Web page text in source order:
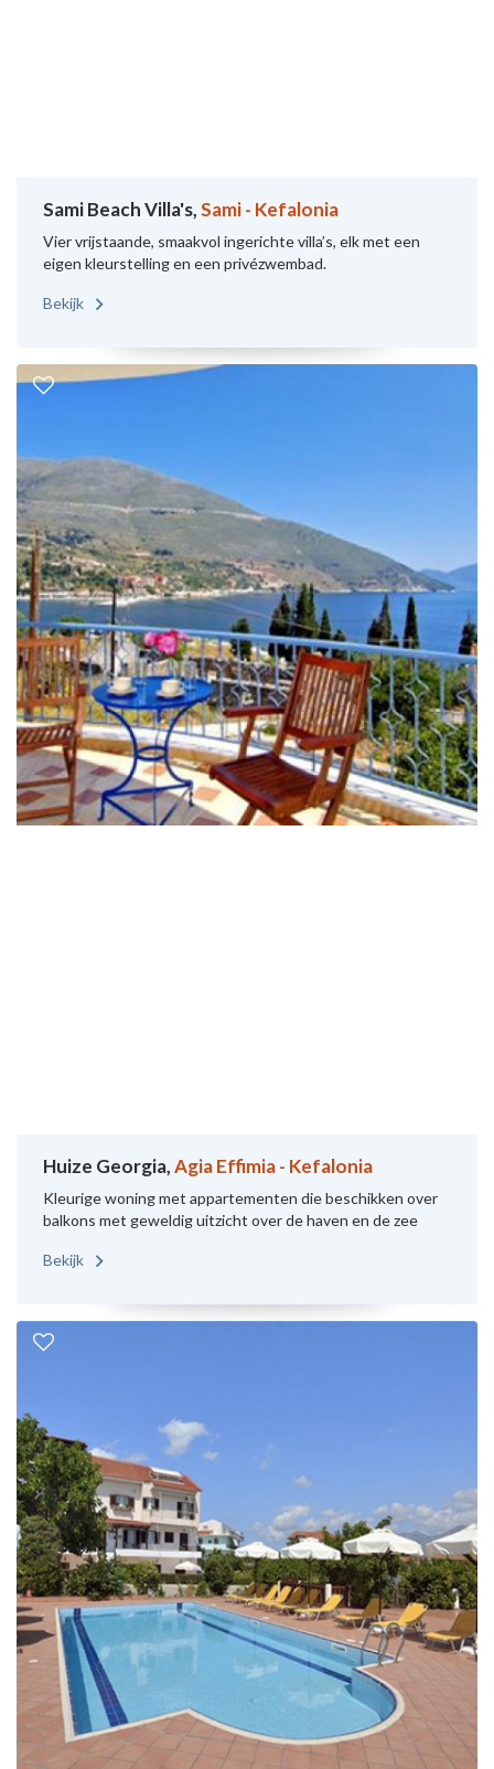
Sami Beach Villa's,Sami - Kefalonia
Vier vrijstaande, smaakvol ingerichte villa’s, elk met een
eigen kleurstelling en een privézwembad.
Bekijk
Huize Georgia,Agia Effimia - Kefalonia
Kleurige woning met appartementen die beschikken over
balkons met geweldig uitzicht over de haven en de zee
Bekijk